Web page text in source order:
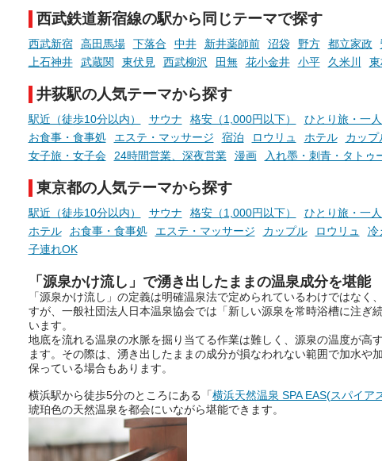
た「これからのこと」や「ちょ
っとした悩み」が、頭に浮かん
でくることはありませんか？
お風呂でリラックスしているか
らこそ向き合える、大切な自分
の本音。
そんな心のつぶやきを、湯あが
たら素敵ですよね。
ニフティ温泉の「占いベンチ」
きをプロの占い師に相談するこ
とができるサービスです。
おふろパス会員様なら、この特
別なひとときを「毎月10分無
お湯で体がほぐれたら、次は占
す。
今回は筆者自ら入浴した中か
ら、日本各地にある炭酸水素塩
日帰り入浴可能で、源泉かけ流
しと泉質の良さにこだわりつ
つ、万人におすすめしたい施設
を厳選しました。
西武鉄道新宿線の駅から同じテーマで探す
西武新宿 高田馬場 下落合 中井 新井薬師前 沼袋 野方 都立家政
上石神井
武蔵関 東伏見 西武柳沢 田無 花小金井 小平 久米川
井荻駅の人気テーマから探す
駅近（徒歩10分以内） サウナ 格安（1,000円以下） ひとり旅・一
お食事・食事処
エステ・マッサージ 宿泊 ロウリュ ホテル カップ
女子旅・女子会
24時間営業、深夜営業 漫画 入れ墨・刺青・タトゥ
東京都の人気テーマから探す
駅近（徒歩10分以内） サウナ 格安（1,000円以下） ひとり旅・一
ホテル
お食事・食事処 エステ・マッサージ カップル ロウリュ 冷
子連れOK
「源泉かけ流し」で湧き出したままの温泉成分を堪能
「源泉かけ流し」の定義は明確温泉法で定められているわけではなく
すが、一般社団法人日本温泉協会では「新しい源泉を常時浴槽に注ぎ
います。
地底を流れる温泉の水脈を掘り当てる作業は難しく、源泉の温度が高
ます。その際は、湧き出したままの成分が損なわれない範囲で加水や
保っている場合もあります。
横浜駅から徒歩5分のところにある「横浜天然温泉 SPA EAS(スパイア
琥珀色の天然温泉を都会にいながら堪能できます。